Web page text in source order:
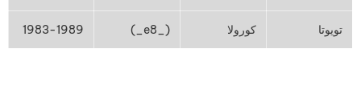
تويوتا كورولا (_e8_)
1983-1989